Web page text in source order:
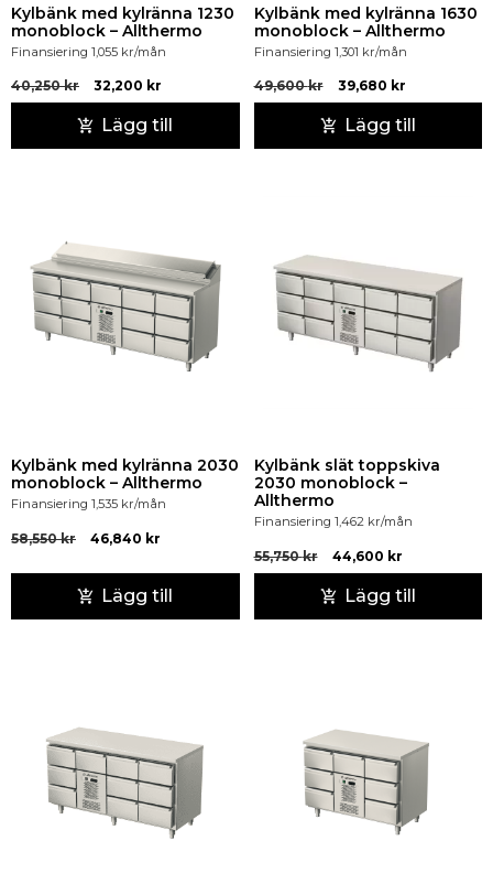
Kylbänk med kylränna 1230
monoblock – Allthermo
Finansiering 1,055 kr/mån
40,250kr 32,200 kr
Lägg till
Kylbänk med kylränna 1630
monoblock – Allthermo
Finansiering 1,301 kr/mån
49,600kr 39,680 kr
Lägg till
Kylbänk med kylränna 2030
monoblock – Allthermo
Finansiering 1,535 kr/mån
58,550kr 46,840 kr
Lägg till
Kylbänk slät toppskiva
2030 monoblock –
Allthermo
Finansiering 1,462 kr/mån
55,750kr 44,600 kr
Lägg till